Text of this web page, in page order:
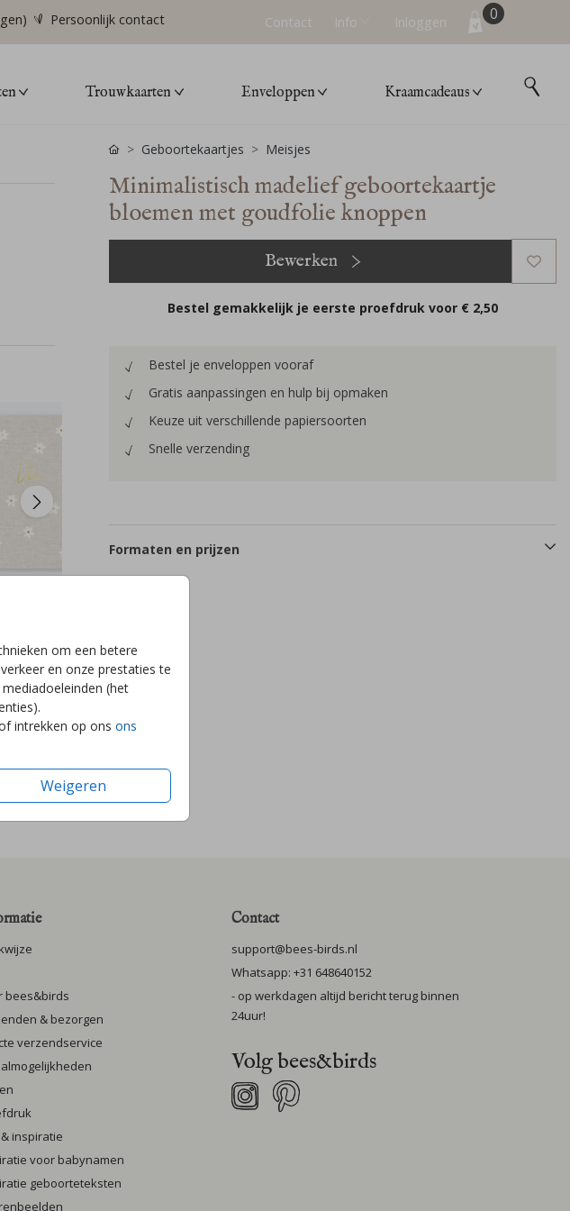
Persoonlijk contact Contact Info Inloggen 0
Trouwkaarten Enveloppen Kraamcadeaus
om een betere
en onze prestaties te
(het
intrekken op ons ons
Weigeren
Geboortekaartjes Meisjes
Minimalistisch madelief geboortekaartje
bloemen met goudfolie knoppen
Bewerken
Bestel gemakkelijk je eerste proefdruk voor € 2,50
Bestel je enveloppen vooraf
Gratis aanpassingen en hulp bij opmaken
Keuze uit verschillende papiersoorten
Snelle verzending
Formaten en prijzen
bees&birds
& bezorgen
verzendservice
inspiratie
voor babynamen
geboorteteksten
Contact
support@bees-birds.nl
Whatsapp: +31 648640152
- op werkdagen altijd bericht terug binnen
24uur!
Volg bees&birds